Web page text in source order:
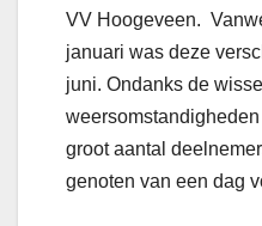
VV Hoogeveen.
januari was deze
juni. Ondanks de
groot aantal
genoten van een dag